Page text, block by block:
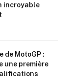
incroyable
de MotoGP :
une première